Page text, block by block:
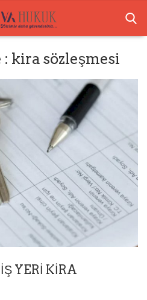
kira sözleşmesi
YERİ KİRA